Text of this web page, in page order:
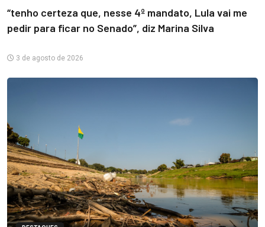
“tenho certeza que, nesse 4º mandato, Lula vai me
pedir para ficar no Senado”, diz Marina Silva
3 de agosto de 2026